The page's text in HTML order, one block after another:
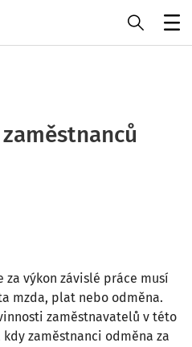
za výkon závislé práce musí
mzda, plat nebo odměna.
zaměstnavatelů v této
zaměstnanci odměna za